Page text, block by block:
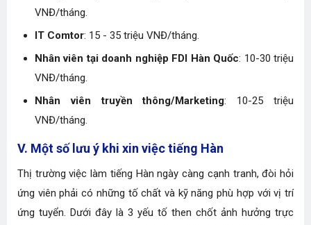
VNĐ/tháng.
IT Comtor: 15 - 35 triệu VNĐ/tháng.
Nhân viên tại doanh nghiệp FDI Hàn Quốc: 10-30 triệu
VNĐ/tháng.
Nhân viên truyền thông/Marketing: 10-25 triệu
VNĐ/tháng.
V. Một số lưu ý khi xin việc tiếng Hàn
Thị trường việc làm tiếng Hàn ngày càng cạnh tranh, đòi hỏi
ứng viên phải có những tố chất và kỹ năng phù hợp với vị trí
ứng tuyển. Dưới đây là 3 yếu tố then chốt ảnh hưởng trực